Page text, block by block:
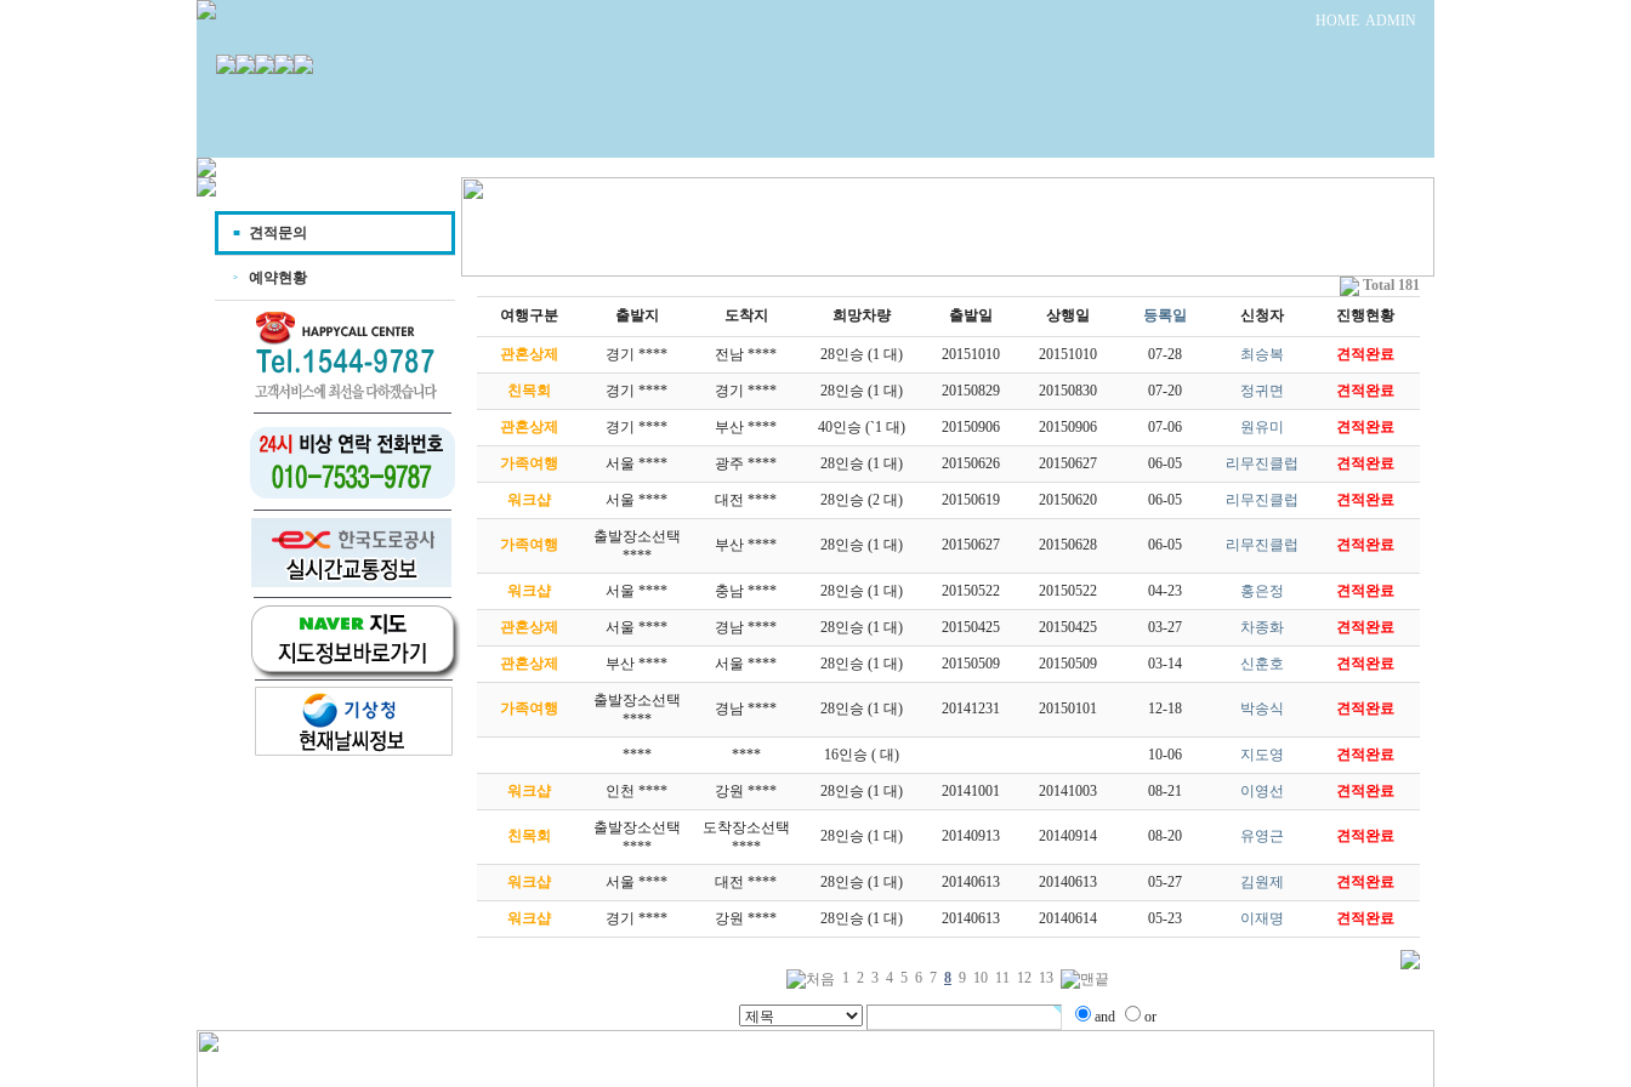
HOME ADMIN
견적문의
예약현황
Total 181
여행구분
출발지 도착지 희망차량 출발일 상행일 등록일 신청자 진행현황
관혼상제 경기 **** 전남 **** 28인승 (1 대) 20151010 20151010 07-28 최승복 견적완료
친목회 경기 **** 경기 **** 28인승 (1 대) 20150829 20150830 07-20 정귀면 견적완료
관혼상제 경기 **** 부산 **** 40인승 (`1 대) 20150906 20150906 07-06 원유미 견적완료
가족여행 서울 **** 광주 **** 28인승 (1 대) 20150626 20150627 06-05 리무진클럽 견적완료
워크샵 서울 **** 대전 **** 28인승 (2 대) 20150619 20150620 06-05 리무진클럽 견적완료
가족여행
출발장소선택
****
부산 **** 28인승 (1 대) 20150627 20150628 06-05 리무진클럽 견적완료
워크샵 서울 **** 충남 **** 28인승 (1 대) 20150522 20150522 04-23 홍은정 견적완료
관혼상제 서울 **** 경남 **** 28인승 (1 대) 20150425 20150425 03-27 차종화 견적완료
관혼상제 부산 **** 서울 **** 28인승 (1 대) 20150509 20150509 03-14 신훈호 견적완료
가족여행
출발장소선택
****
경남 **** 28인승 (1 대) 20141231 20150101 12-18 박송식 견적완료
**** **** 16인승 ( 대) 10-06 지도영 견적완료
워크샵 인천 **** 강원 **** 28인승 (1 대) 20141001 20141003 08-21 이영선 견적완료
친목회
출발장소선택
****
도착장소선택
****
28인승 (1 대) 20140913 20140914 08-20 유영근 견적완료
워크샵 서울 **** 대전 **** 28인승 (1 대) 20140613 20140613 05-27 김원제 견적완료
워크샵 경기 **** 강원 **** 28인승 (1 대) 20140613 20140614 05-23 이재명 견적완료
1 2 3 4 5 6 7 8 9 10 11 12 13
and or